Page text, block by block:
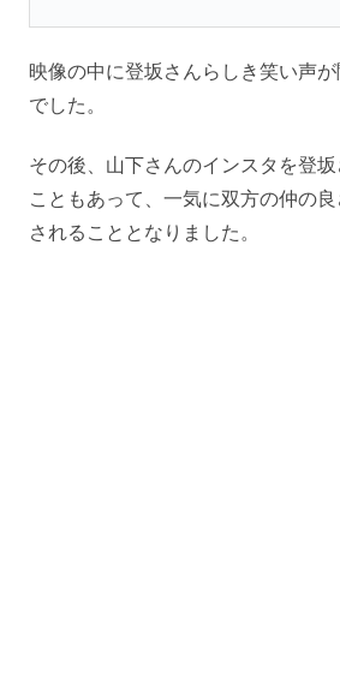
映像の中に登坂さんらしき笑い声
でした。
その後、山下さんのインスタを登
こともあって、一気に双方の仲の
されることとなりました。